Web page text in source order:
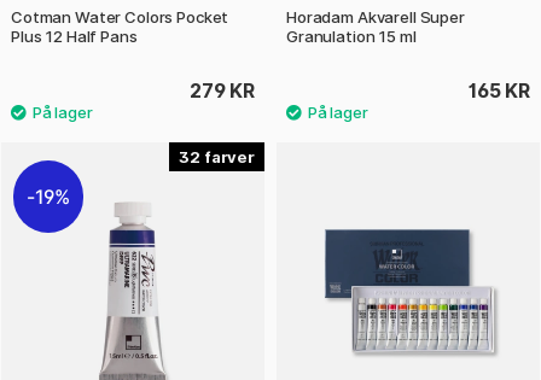
Cotman Water Colors Pocket
Plus 12 Half Pans
279 KR
Horadam Akvarell Super
Granulation 15 ml
165 KR
32
19%